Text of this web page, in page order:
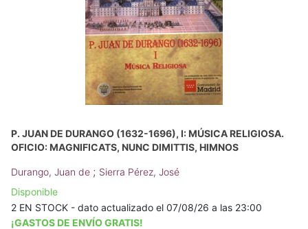
P. JUAN DE DURANGO (1632-1696), I: MÚSICA RELIGIOSA.
OFICIO: MAGNIFICATS, NUNC DIMITTIS, HIMNOS
Durango, Juan de ; Sierra Pérez, José
Disponible
2 EN STOCK - dato actualizado el 07/08/26 a las 23:00
¡GASTOS DE ENVÍO GRATIS!